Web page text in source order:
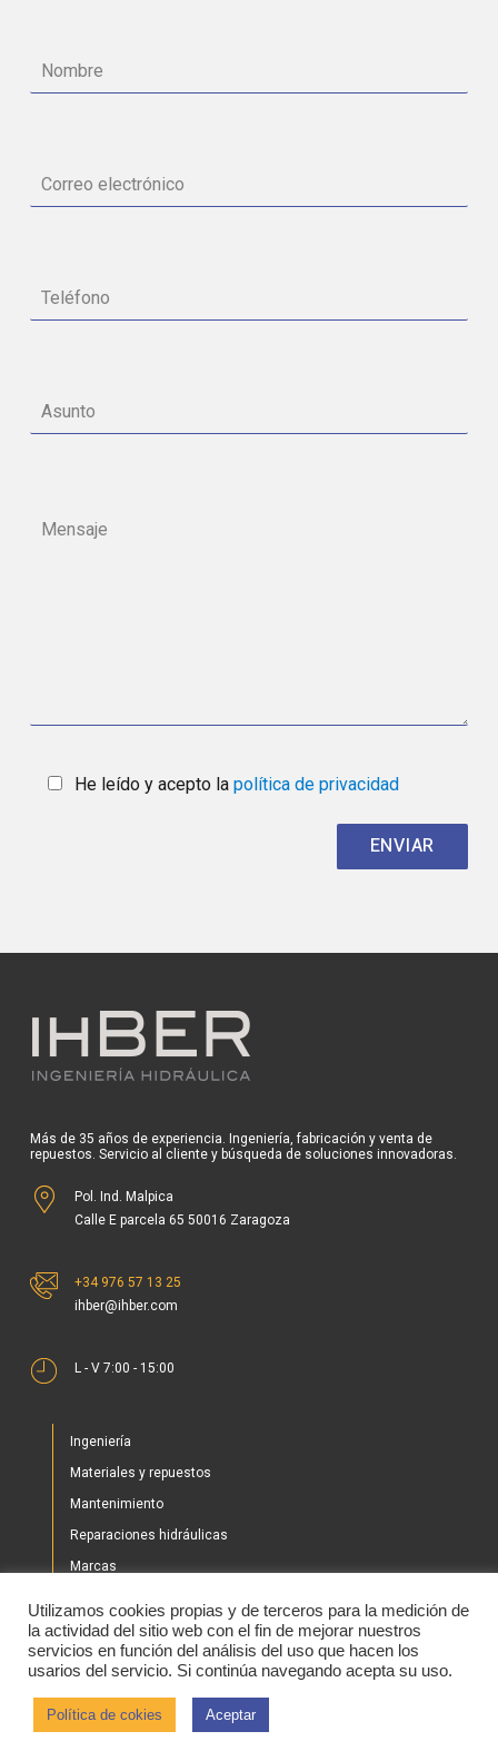
He leído y acepto la política de privacidad
Más de 35 años de experiencia. Ingeniería, fabricación y venta de
repuestos. Servicio al cliente y búsqueda de soluciones innovadoras.
Pol. Ind. Malpica
Calle E parcela 65 50016 Zaragoza
+34 976 57 13 25
ihber@ihber.com
L - V 7:00 - 15:00
Ingeniería
Materiales y repuestos
Mantenimiento
Reparaciones hidráulicas
Marcas
Tienda
Noticias
Utilizamos cookies propias y de terceros para la medición de
la actividad del sitio web con el fin de mejorar nuestros
servicios en función del análisis del uso que hacen los
usarios del servicio. Si continúa navegando acepta su uso.
Política de cokies Aceptar